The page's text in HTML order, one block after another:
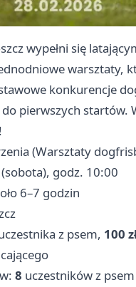
wypełni się
warsztaty,
konkurencje
pierwszych startów.
(Warsztaty
godz. 10:00
6–7 godzin
z psem, 100
8 uczestników z